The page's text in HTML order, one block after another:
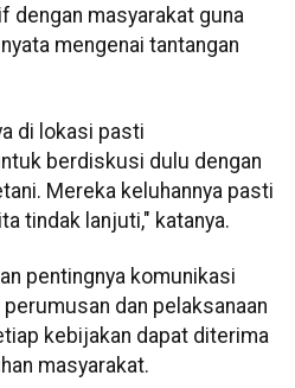
dengan masyarakat guna
mengenai tantangan
di lokasi pasti
berdiskusi dulu dengan
Mereka keluhannya pasti
tindak lanjuti," katanya.
pentingnya komunikasi
dan pelaksanaan
kebijakan dapat diterima
masyarakat.